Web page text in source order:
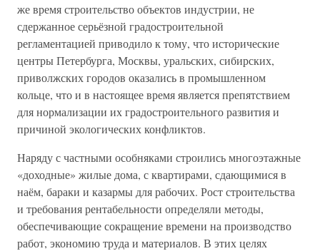
же время строительство объектов индустрии, не
сдержанное серьёзной градостроительной
регламентацией приводило к тому, что исторические
центры Петербурга, Москвы, уральских, сибирских,
приволжских городов оказались в промышленном
кольце, что и в настоящее время является препятствием
для нормализации их градостроительного развития и
причиной экологических конфликтов.
Наряду с частными особняками строились многоэтажные
«доходные» жилые дома, с квартирами, сдающимися в
наём, бараки и казармы для рабочих. Рост строительства
и требования рентабельности определяли методы,
обеспечивающие сокращение времени на производство
работ, экономию труда и материалов. В этих целях